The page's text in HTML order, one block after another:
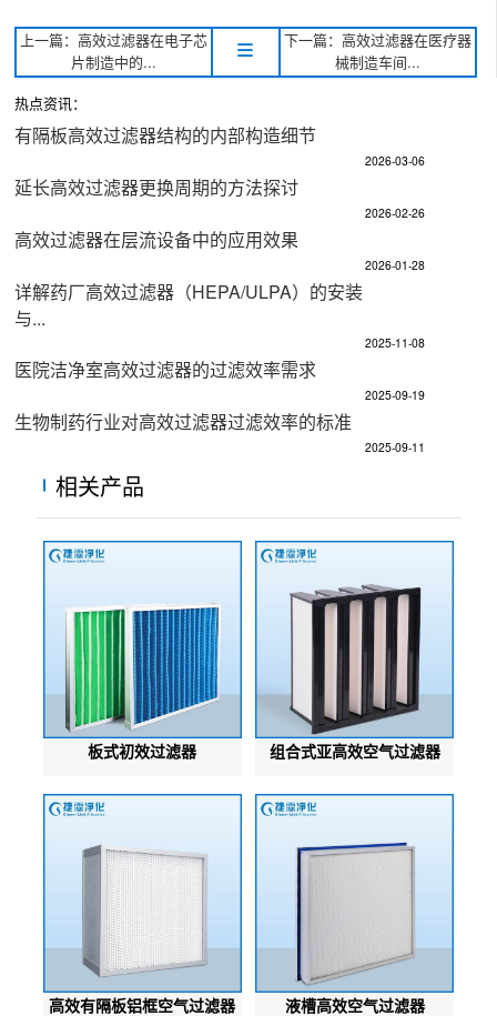
上一篇：高效过滤器在电子芯
片制造中的...
下一篇：高效过滤器在医疗器
械制造车间...
热点资讯：
有隔板高效过滤器结构的内部构造细节​
2026-03-06
延长高效过滤器更换周期的方法探讨​
2026-02-26
高效过滤器在层流设备中的应用效果​
2026-01-28
详解药厂高效过滤器（HEPA/ULPA）的安装
与...
2025-11-08
医院洁净室高效过滤器的过滤效率需求​
2025-09-19
生物制药行业对高效过滤器过滤效率的标准​
2025-09-11
相关产品
板式初效过滤器 组合式亚高效空气过滤器
高效有隔板铝框空气过滤器 液槽高效空气过滤器